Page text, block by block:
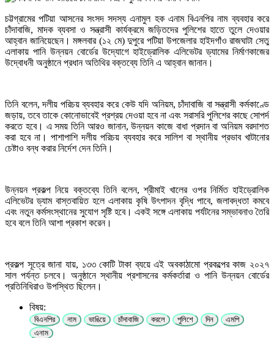
চট্টগ্রামের পটিয়া আসনের সংসদ সদস্য এনামুল হক এনাম বিএনপির নাম ব্যবহার করে
চাঁদাবাজি, মাদক ব্যবসা ও সন্ত্রাসী কার্যক্রমে জড়িতদের পুলিশের হাতে তুলে দেওয়ার
আহ্বান জানিয়েছেন। মঙ্গলবার (১২ মে) দুপুরে পটিয়া উপজেলার হাইদগাঁও রাজঘাটা সেতু
এলাকায় পানি উন্নয়ন বোর্ডের উদ্যোগে হাইড্রোলিক এলিভেটর ড্যামের নির্মাণকাজের
উদ্বোধনী অনুষ্ঠানে প্রধান অতিথির বক্তব্যে তিনি এ আহ্বান জানান।
তিনি বলেন, দলীয় পরিচয় ব্যবহার করে কেউ যদি অনিয়ম, চাঁদাবাজি বা সন্ত্রাসী কর্মকাণ্ডে
জড়ায়, তবে তাকে কোনোভাবেই প্রশ্রয় দেওয়া হবে না এবং সরাসরি পুলিশের কাছে সোপর্দ
করতে হবে। এ সময় তিনি আরও জানান, উন্নয়ন কাজে বাধা প্রদান বা অনিয়ম বরদাশত
করা হবে না। পাশাপাশি দলীয় পরিচয় ব্যবহার করে সালিশ বা স্থানীয় প্রভাব খাটানোর
চেষ্টাও বন্ধ করার নির্দেশ দেন তিনি।
উন্নয়ন প্রকল্প নিয়ে বক্তব্যে তিনি বলেন, শ্রীমাই খালের ওপর নির্মিত হাইড্রোলিক
এলিভেটর ড্যাম বাস্তবায়িত হলে এলাকায় কৃষি উৎপাদন বৃদ্ধি পাবে, জলাবদ্ধতা কমবে
এবং নতুন কর্মসংস্থানের সুযোগ সৃষ্টি হবে। একই সঙ্গে এলাকায় পর্যটনের সম্ভাবনাও তৈরি
হবে বলে তিনি আশা প্রকাশ করেন।
প্রকল্প সূত্রে জানা যায়, ১৩৩ কোটি টাকা ব্যয়ে এই অবকাঠামো প্রকল্পের কাজ ২০২৭
সাল পর্যন্ত চলবে। অনুষ্ঠানে স্থানীয় প্রশাসনের কর্মকর্তারা ও পানি উন্নয়ন বোর্ডের
প্রতিনিধিরাও উপস্থিত ছিলেন।
বিষয়:
বিএনপির নাম ভাঙিয়ে চাঁদাবাজি করলে পুলিশে দিন
এমপি
এনাম